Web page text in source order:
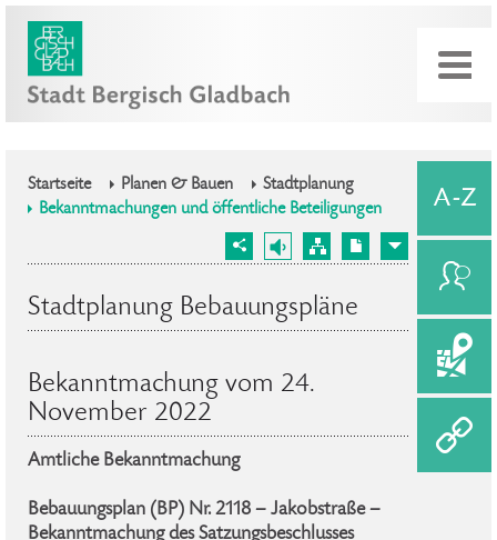
Startseite Planen & Bauen
Stadtplanung
Bekanntmachungen und öffentliche Beteiligungen
Stadtplanung Bebauungspläne
Bekanntmachung vom 24.
November 2022
Amtliche Bekanntmachung
Bebauungsplan (BP) Nr. 2118 – Jakobstraße –
Bekanntmachung des Satzungsbeschlusses